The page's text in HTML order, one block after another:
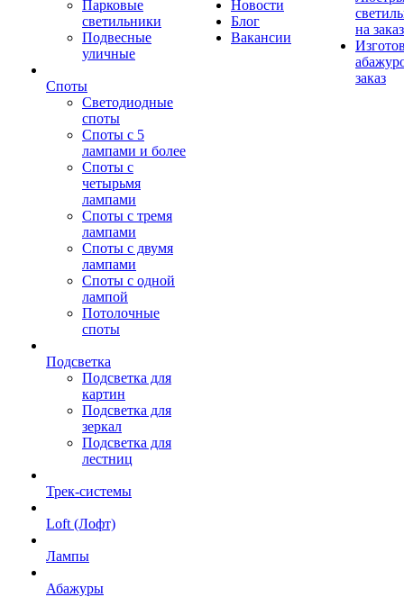
Парковые
светильники
Подвесные
уличные
Споты
Светодиодные
споты
Споты с 5
лампами и более
Споты с
четырьмя
лампами
Споты с тремя
лампами
Споты с двумя
лампами
Споты с одной
лампой
Потолочные
споты
Подсветка
Подсветка для
картин
Подсветка для
зеркал
Подсветка для
лестниц
Трек-системы
Loft (Лофт)
Лампы
Абажуры
Новости
Блог
Вакансии
на заказ
заказ